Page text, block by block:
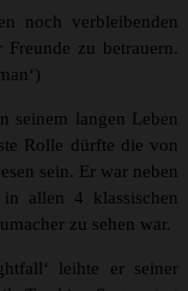
noch verbleibenden
zu betrauern.
seinem langen Leben
Rolle dürfte die von
sein. Er war neben
allen 4 klassischen
zu sehen war.
leihte er seiner